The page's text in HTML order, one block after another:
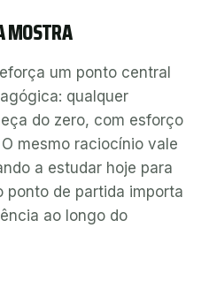
MOSTRA
um ponto central
qualquer
do zero, com esforço
mesmo raciocínio vale
a estudar hoje para
de partida importa
ao longo do